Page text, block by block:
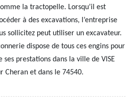
la tractopelle. Lorsqu’il est
à des excavations, l’entreprise
sollicitez peut utiliser un excavateur.
dispose de tous ces engins pour
prestations dans la ville de VISE
Cheran et dans le 74540.